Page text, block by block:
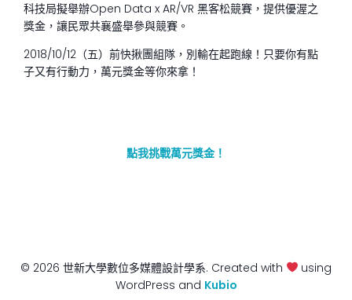
科技局擬舉辦Open Data x AR/VR 黑客松競賽，提供優渥之
獎金，讓民眾共襄盛舉參與競賽。
2018/10/12（五）前快揪團組隊，別輸在起跑線！只要你有點
子又有行動力，萬元獎金等你來拿！
點我挑戰萬元獎金！
© 2026 世新大學數位多媒體設計學系. Created with
using
WordPress and Kubio